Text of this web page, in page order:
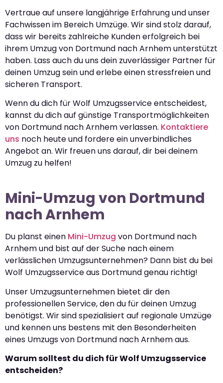
Vertraue auf unsere langjährige Erfahrung und unser
Fachwissen im Bereich Umzüge. Wir sind stolz darauf,
dass wir bereits zahlreiche Kunden erfolgreich bei
ihrem Umzug von Dortmund nach Arnhem unterstützt
haben. Lass auch du uns dein zuverlässiger Partner für
deinen Umzug sein und erlebe einen stressfreien und
sicheren Transport.
Wenn du dich für Wolf Umzugsservice entscheidest,
kannst du dich auf günstige Transportmöglichkeiten
von Dortmund nach Arnhem verlassen. Kontaktiere
uns noch heute und fordere ein unverbindliches
Angebot an. Wir freuen uns darauf, dir bei deinem
Umzug zu helfen!
Mini-Umzug von Dortmund
nach Arnhem
Du planst einen Mini-Umzug von Dortmund nach
Arnhem und bist auf der Suche nach einem
verlässlichen Umzugsunternehmen? Dann bist du bei
Wolf Umzugsservice aus Dortmund genau richtig!
Unser Umzugsunternehmen bietet dir den
professionellen Service, den du für deinen Umzug
benötigst. Wir sind spezialisiert auf regionale Umzüge
und kennen uns bestens mit den Besonderheiten
eines Umzugs von Dortmund nach Arnhem aus.
Warum solltest du dich für Wolf Umzugsservice
entscheiden?